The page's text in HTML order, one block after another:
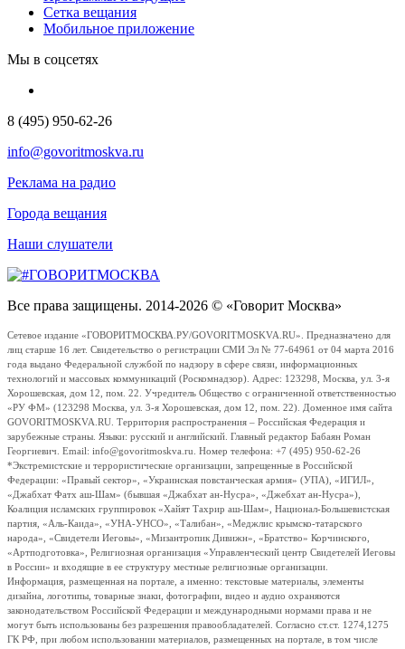
Сетка вещания
Мобильное приложение
Мы в соцсетях
8 (495) 950-62-26
info@govoritmoskva.ru
Реклама на радио
Города вещания
Наши слушатели
Все права защищены. 2014-2026 © «Говорит Москва»
Сетевое издание «ГОВОРИТМОСКВА.РУ/GOVORITMOSKVA.RU». Предназначено для
лиц старше 16 лет. Свидетельство о регистрации СМИ Эл № 77-64961 от 04 марта 2016
года выдано Федеральной службой по надзору в сфере связи, информационных
технологий и массовых коммуникаций (Роскомнадзор). Адрес: 123298, Москва, ул. 3-я
Хорошевская, дом 12, пом. 22. Учредитель Общество с ограниченной ответственностью
«РУ ФМ» (123298 Москва, ул. 3-я Хорошевская, дом 12, пом. 22). Доменное имя сайта
GOVORITMOSKVA.RU. Территория распространения – Российская Федерация и
зарубежные страны. Языки: русский и английский. Главный редактор Бабаян Роман
Георгиевич. Email: info@govoritmoskva.ru. Номер телефона: +7 (495) 950-62-26
*Экстремистские и террористические организации, запрещенные в Российской
Федерации: «Правый сектор», «Украинская повстанческая армия» (УПА), «ИГИЛ»,
«Джабхат Фатх аш-Шам» (бывшая «Джабхат ан-Нусра», «Джебхат ан-Нусра»),
Коалиция исламских группировок «Хайят Тахрир аш-Шам», Национал-Большевистская
партия, «Аль-Каида», «УНА-УНСО», «Талибан», «Меджлис крымско-татарского
народа», «Свидетели Иеговы», «Мизантропик Дивижн», «Братство» Корчинского,
«Артподготовка», Религиозная организация «Управленческий центр Свидетелей Иеговы
в России» и входящие в ее структуру местные религиозные организации.
Информация, размещенная на портале, а именно: текстовые материалы, элементы
дизайна, логотипы, товарные знаки, фотографии, видео и аудио охраняются
законодательством Российской Федерации и международными нормами права и не
могут быть использованы без разрешения правообладателей. Согласно ст.ст. 1274,1275
ГК РФ, при любом использовании материалов, размещенных на портале, в том числе